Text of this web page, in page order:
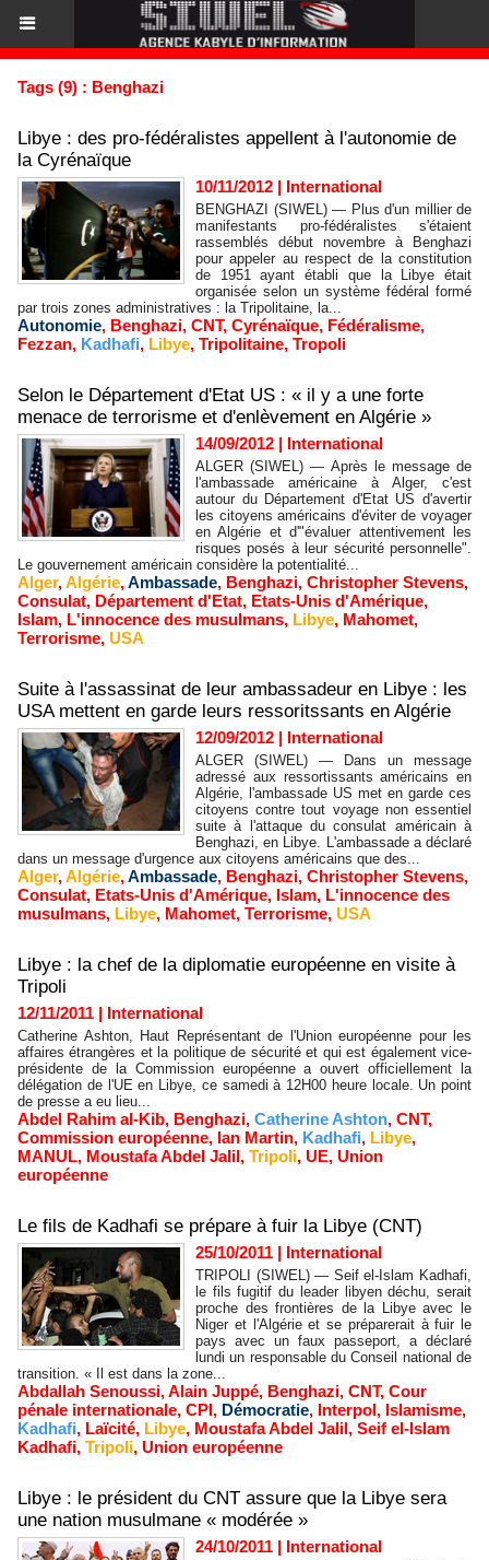
Tags (9) : Benghazi
Libye : des pro-fédéralistes appellent à l'autonomie de
la Cyrénaïque
10/11/2012 | International
BENGHAZI (SIWEL) — Plus d'un millier de
manifestants pro-fédéralistes s'étaient
rassemblés début novembre à Benghazi
pour appeler au respect de la constitution
de 1951 ayant établi que la Libye était
organisée selon un système fédéral formé
par trois zones administratives : la Tripolitaine, la...
Autonomie, Benghazi, CNT, Cyrénaïque, Fédéralisme,
Fezzan, Kadhafi, Libye, Tripolitaine, Tropoli
Selon le Département d'Etat US : « il y a une forte
menace de terrorisme et d'enlèvement en Algérie »
14/09/2012 | International
ALGER (SIWEL) — Après le message de
l'ambassade américaine à Alger, c'est
autour du Département d'Etat US d'avertir
les citoyens américains d'éviter de voyager
en Algérie et d'"évaluer attentivement les
risques posés à leur sécurité personnelle".
Le gouvernement américain considère la potentialité...
Alger,Algérie,Ambassade, Benghazi, Christopher Stevens,
Consulat, Département d'Etat, Etats-Unis d'Amérique,
Islam, L'innocence des musulmans, Libye, Mahomet,
Terrorisme, USA
Suite à l'assassinat de leur ambassadeur en Libye : les
USA mettent en garde leurs ressoritssants en Algérie
12/09/2012 | International
ALGER (SIWEL) — Dans un message
adressé aux ressortissants américains en
Algérie, l'ambassade US met en garde ces
citoyens contre tout voyage non essentiel
suite à l'attaque du consulat américain à
Benghazi, en Libye. L'ambassade a déclaré
dans un message d'urgence aux citoyens américains que des...
Alger,Algérie,Ambassade, Benghazi, Christopher Stevens,
Consulat, Etats-Unis d'Amérique, Islam, L'innocence des
musulmans, Libye, Mahomet, Terrorisme, USA
Libye : la chef de la diplomatie européenne en visite à
Tripoli
12/11/2011 | International
Catherine Ashton, Haut Représentant de l'Union européenne pour les
affaires étrangères et la politique de sécurité et qui est également vice-
présidente de la Commission européenne a ouvert officiellement la
délégation de l'UE en Libye, ce samedi à 12H00 heure locale. Un point
de presse a eu lieu...
Abdel Rahim al-Kib, Benghazi, Catherine Ashton, CNT,
Commission européenne, Ian Martin, Kadhafi, Libye,
MANUL, Moustafa Abdel Jalil, Tripoli, UE, Union
européenne
Le fils de Kadhafi se prépare à fuir la Libye (CNT)
25/10/2011 | International
TRIPOLI (SIWEL) — Seif el-Islam Kadhafi,
le fils fugitif du leader libyen déchu, serait
proche des frontières de la Libye avec le
Niger et l'Algérie et se préparerait à fuir le
pays avec un faux passeport, a déclaré
lundi un responsable du Conseil national de
transition. « Il est dans la zone...
Abdallah Senoussi,Alain Juppé, Benghazi, CNT, Cour
pénale internationale, CPI, Démocratie, Interpol, Islamisme,
Kadhafi, Laïcité, Libye, Moustafa Abdel Jalil, Seif el-Islam
Kadhafi, Tripoli, Union européenne
Libye : le président du CNT assure que la Libye sera
une nation musulmane « modérée »
24/10/2011 | International